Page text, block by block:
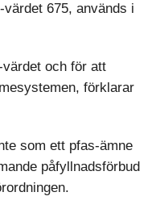
675, används i
och för att
förklarar
som ett pfas-ämne
påfyllnadsförbud